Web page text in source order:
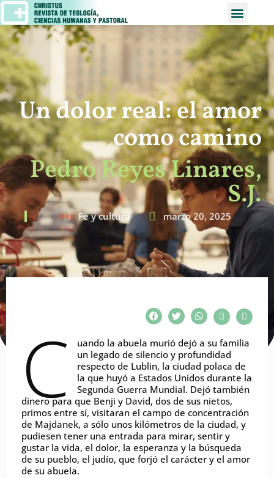
Un dolor real: el amor
como camino
Pedro Reyes Linares,
S.J.
Fe y cultura marzo 20, 2025
C
uando la abuela murió dejó a su familia
un legado de silencio y profundidad
respecto de Lublin, la ciudad polaca de
la que huyó a Estados Unidos durante la
Segunda Guerra Mundial. Dejó también
dinero para que Benji y David, dos de sus nietos,
primos entre sí, visitaran el campo de concentración
de Majdanek, a sólo unos kilómetros de la ciudad, y
pudiesen tener una entrada para mirar, sentir y
gustar la vida, el dolor, la esperanza y la búsqueda
de su pueblo, el judío, que forjó el carácter y el amor
de su abuela.